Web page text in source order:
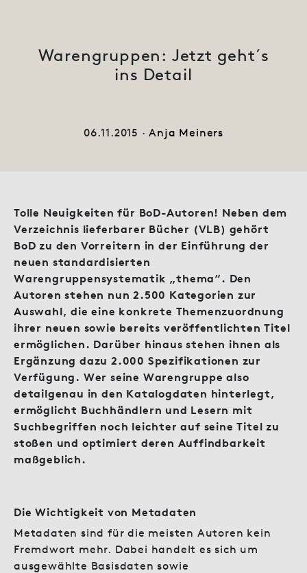
Warengruppen: Jetzt geht´s
ins Detail
06.11.2015 ·Anja Meiners
Tolle Neuigkeiten für BoD-Autoren! Neben dem
Verzeichnis lieferbarer Bücher (VLB) gehört
BoD zu den Vorreitern in der Einführung der
neuen standardisierten
Warengruppensystematik „thema“. Den
Autoren stehen nun 2.500 Kategorien zur
Auswahl, die eine konkrete Themenzuordnung
ihrer neuen sowie bereits veröffentlichten Titel
ermöglichen. Darüber hinaus stehen ihnen als
Ergänzung dazu 2.000 Spezifikationen zur
Verfügung. Wer seine Warengruppe also
detailgenau in den Katalogdaten hinterlegt,
ermöglicht Buchhändlern und Lesern mit
Suchbegriffen noch leichter auf seine Titel zu
stoßen und optimiert deren Auffindbarkeit
maßgeblich.
Die Wichtigkeit von Metadaten
Metadaten sind für die meisten Autoren kein
Fremdwort mehr. Dabei handelt es sich um
ausgewählte Basisdaten sowie